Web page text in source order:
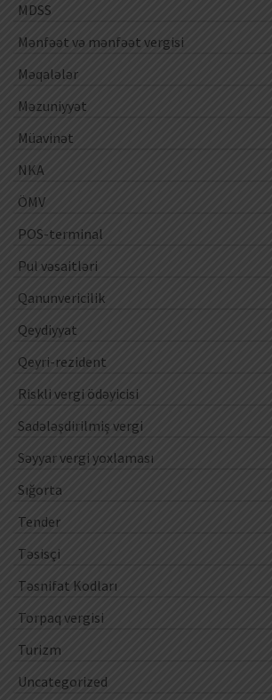
MDSS
Mənfəət və mənfəət vergisi
Məqalələr
Məzuniyyət
Müavinət
NKA
ÖMV
POS-terminal
Pul vəsaitləri
Qanunvericilik
Qeydiyyat
Qeyri-rezident
Riskli vergi ödəyicisi
Sadələşdirilmiş vergi
Səyyar vergi yoxlaması
Sığorta
Tender
Təsisçi
Təsnifat Kodları
Torpaq vergisi
Turizm
Uncategorized